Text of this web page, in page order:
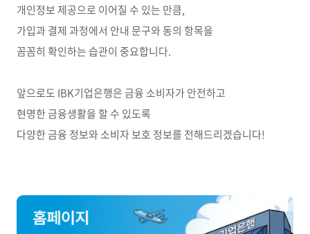
개인정보 제공으로 이어질 수 있는 만큼,
가입과 결제 과정에서 안내 문구와 동의 항목을
꼼꼼히 확인하는 습관이 중요합니다.
앞으로도 IBK기업은행은 금융 소비자가 안전하고
현명한 금융생활을 할 수 있도록
다양한 금융 정보와 소비자 보호 정보를 전해드리겠습니다!